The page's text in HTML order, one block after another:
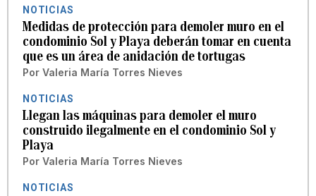
NOTICIAS
Medidas de protección para demoler muro en el
condominio Sol y Playa deberán tomar en cuenta
que es un área de anidación de tortugas
Por Valeria María Torres Nieves
NOTICIAS
Llegan las máquinas para demoler el muro
construido ilegalmente en el condominio Sol y
Playa
Por Valeria María Torres Nieves
NOTICIAS